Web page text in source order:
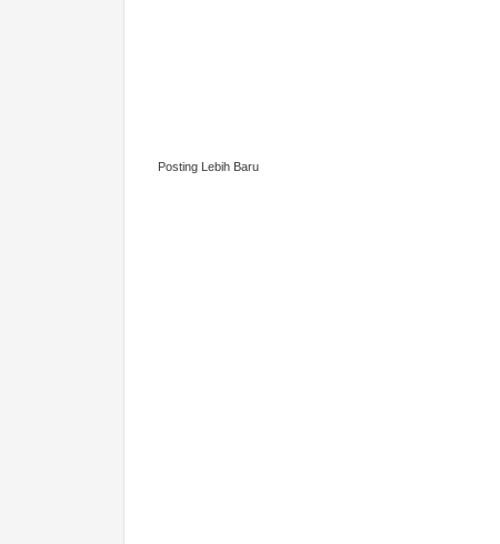
Posting Lebih Baru